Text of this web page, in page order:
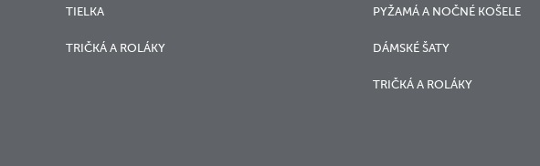
TIELKA
TRIČKÁ A ROLÁKY
PYŽAMÁ A NOČNÉ KOŠELE
DÁMSKÉ ŠATY
TRIČKÁ A ROLÁKY